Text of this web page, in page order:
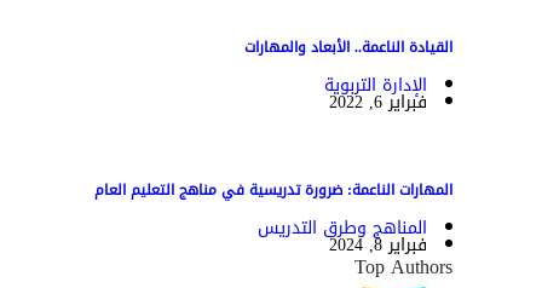
القيادة الناعمة.. الأبعاد والمهارات
الإدارة التربوية
فبراير 6, 2022
المهارات الناعمة: ضرورة تدريسية في مناهج التعليم العام
المناهج وطرق التدريس
فبراير 8, 2024
Top Authors